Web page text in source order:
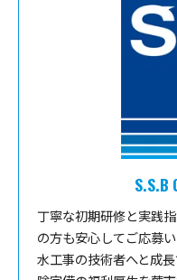
丁寧な初期研修と実践
の方も安心してご応募
水工事の技術者へと成